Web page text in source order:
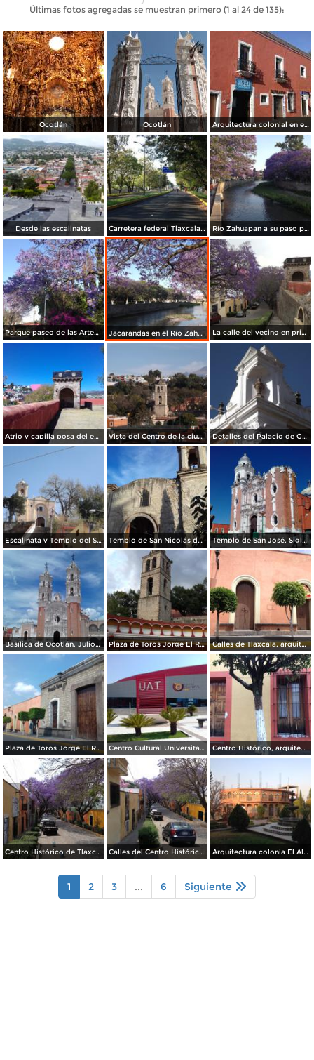
Últimas fotos agregadas se muestran primero (1 al 24 de 135):
Ocotlán Ocotlán Arquitectura colonial en el Centro Histórico de Tlaxcala. Octubre/2018
Desde las escalinatas Carretera federal Tlaxcala-Puebla. Junio/2018 Río Zahuapan a su paso por la capital de Tlaxcala. Abril/2018
Parque paseo de las Artesanías. Abril/2018 Jacarandas en el Río Zahuapan. Abril/2018 La calle del vecino en primavera, a la derecha el ex-convento franciscano del siglo XVI. Abril/2018
Atrio y capilla posa del ex-convento franciscano del siglo XVI. Febrero/2018 Vista del Centro de la ciudad de Tlaxcala. Diciembre/2017 Detalles del Palacio de Gobierno de Tlaxcala. Diciembre/2017
Escalinata y Templo del Señor del Vecino. Diciembre/2017 Templo de San Nicolás de Bari. Diciembre/2017 Templo de San José, Siglo XVII. Agosto/2017
Basílica de Ocotlán. Julio/2017 Plaza de Toros Jorge El Ranchero Aguilar y Torre Campanario del ex-convento del siglo XVI. Julio/2017 Calles de Tlaxcala, arquitectura. Julio/2017
Plaza de Toros Jorge El Ranchero Aguilar. Mayo/2017 Centro Cultural Universitario. Junio/2017 Centro Histórico, arquitectura. Mayo/2017
Centro Histórico de Tlaxcala. Abril/2017 Calles del Centro Histórico de Tlaxcala en Primavera. Abril/2017 Arquitectura colonia El Alto. Zona Metropolitana de Tlaxcala. Marzo/2017
1 2 3 ... 6 Siguiente